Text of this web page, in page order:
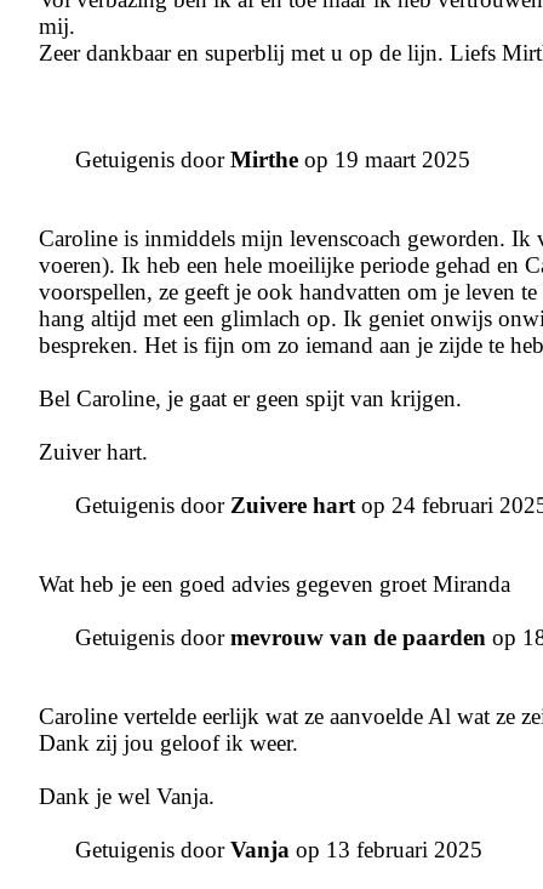
mij.
Zeer dankbaar en superblij met u op de lijn. Liefs
Getuigenis doorMirthe op 19 maart 2025
Caroline is inmiddels mijn levenscoach geworden. Ik
voeren). Ik heb een hele moeilijke periode gehad en
voorspellen, ze geeft je ook handvatten om je leven
hang altijd met een glimlach op. Ik geniet onwijs
bespreken. Het is fijn om zo iemand aan je zijde te
Bel Caroline, je gaat er geen spijt van krijgen.
Zuiver hart.
Getuigenis doorZuivere hartop 24 februari
Wat heb je een goed advies gegeven groet Miranda
Getuigenis doormevrouw van de paarden op
Caroline vertelde eerlijk wat ze aanvoelde Al wat ze
Dank zij jou geloof ik weer.
Dank je wel Vanja.
Getuigenis doorVanja op 13 februari 2025